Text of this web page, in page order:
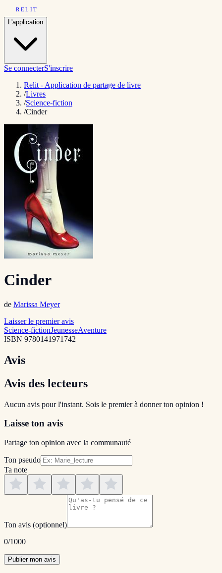
RELIT
L'application
Se connecterS'inscrire
Relit - Application de partage de livre
/Livres
/Science-fiction
/Cinder
Cinder
de Marissa Meyer
Laisser le premier avis
Science-fictionJeunesseAventure
ISBN 9780141971742
Avis
Avis des lecteurs
Aucun avis pour l'instant. Sois le premier à donner ton opinion !
Laisse ton avis
Partage ton opinion avec la communauté
Ton pseudo
Ta note
Ton avis (optionnel)
0/1000
Publier mon avis